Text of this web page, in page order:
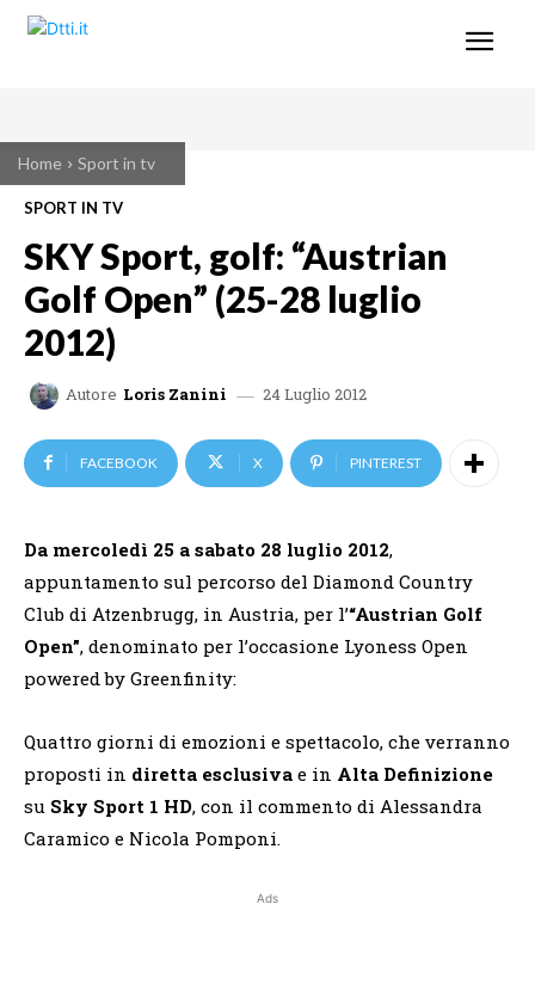
Home Sport in tv
SPORT IN TV
SKY Sport, golf: “Austrian
Golf Open” (25-28 luglio
2012)
Autore Loris Zanini 24 Luglio 2012
FACEBOOK X PINTEREST
Da mercoledì 25 a sabato 28 luglio 2012,
appuntamento sul percorso del Diamond Country
Club di Atzenbrugg, in Austria, per l’“Austrian Golf
Open”, denominato per l’occasione Lyoness Open
powered by Greenfinity:
Quattro giorni di emozioni e spettacolo, che verranno
proposti in diretta esclusiva e in Alta Definizione
su Sky Sport 1 HD, con il commento di Alessandra
Caramico e Nicola Pomponi.
Ads